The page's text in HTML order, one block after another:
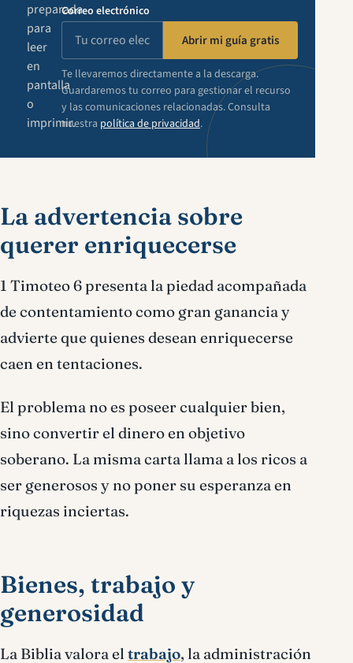
preparada
para
leer
en
pantalla
o
imprimir.
Correo electrónico
Abrir mi guía gratis
Te llevaremos directamente a la descarga.
Guardaremos tu correo para gestionar el recurso
y las comunicaciones relacionadas. Consulta
nuestra política de privacidad.
La advertencia sobre
querer enriquecerse
1 Timoteo 6 presenta la piedad acompañada
de contentamiento como gran ganancia y
advierte que quienes desean enriquecerse
caen en tentaciones.
El problema no es poseer cualquier bien,
sino convertir el dinero en objetivo
soberano. La misma carta llama a los ricos a
ser generosos y no poner su esperanza en
riquezas inciertas.
Bienes, trabajo y
generosidad
La Biblia valora el trabajo, la administración